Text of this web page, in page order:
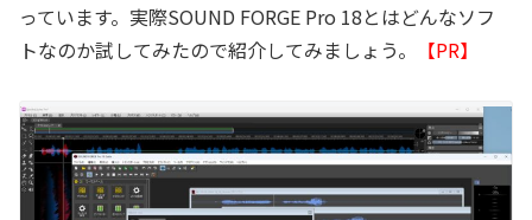
っています。実際SOUND FORGE Pro 18とはどんなソフ
トなのか試してみたので紹介してみましょう。
【PR】